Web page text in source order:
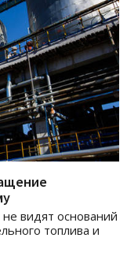
видят оснований
топлива и